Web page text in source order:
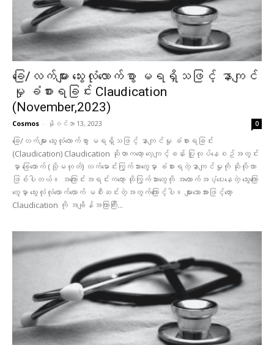
ခြေ/လက်များ သွေးလုံလောက်စွာ မရရှိသဖြင့် နာကျင်
မှု ခံစားရခြင်း Claudication
(November,2023)
Cosmos - နိုဝင်ဘာ 13, 2023 0
ခြေ/လက်များ သွေးလုံလောက်စွာ မရရှိသဖြင့် နာကျင်မှု ခံစားရခြင်း
(Claudication) Claudication ဆိုတာကတော့ လေ့ကျင့်ခန်း ပြုလုပ်နေစဥ်အတွင်း
မှာ ခြေထောက် (သို့မဟုတ်) လက်မောင်းကြွက်သားတွေမှာ ခံစားရတဲ့နာကျင်မှုကို ဆိုလိုတာ
ဖြစ်ပါတယ်။ အကြောင်းအရင်းကတော့ ထိုကြွက်သားတွေကို အထောက်အပံ့ပေးနေတဲ့ သွေးကြော
တွေမှာ သွေးလုံလုံလောက်လောက် မစီးဆင်းတဲ့အတွက်ကြောင့်ပါ။ များသောအားဖြင့်တော့
Claudication ကို အချိန်အကြာကြီး...